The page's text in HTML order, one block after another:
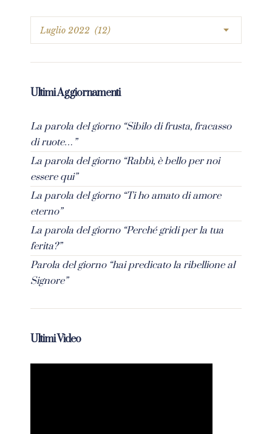
Ultimi Aggiornamenti
La parola del giorno “Sibilo di frusta, fracasso
di ruote…”
La parola del giorno “Rabbì, è bello per noi
essere qui”
La parola del giorno “Ti ho amato di amore
eterno”
La parola del giorno “Perché gridi per la tua
ferita?”
Parola del giorno “hai predicato la ribellione al
Signore”
Ultimi Video